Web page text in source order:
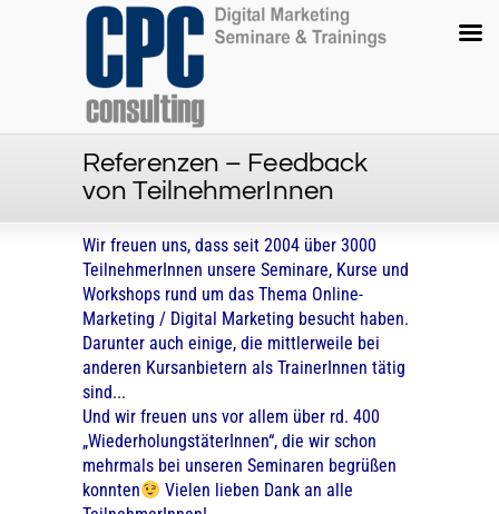
Referenzen – Feedback
von TeilnehmerInnen
Wir freuen uns, dass seit 2004 über 3000
TeilnehmerInnen unsere Seminare, Kurse und
Workshops rund um das Thema Online-
Marketing / Digital Marketing besucht haben.
Darunter auch einige, die mittlerweile bei
anderen Kursanbietern als TrainerInnen tätig
sind...
Und wir freuen uns vor allem über rd. 400
„WiederholungstäterInnen“, die wir schon
mehrmals bei unseren Seminaren begrüßen
konnten
Vielen lieben Dank an alle